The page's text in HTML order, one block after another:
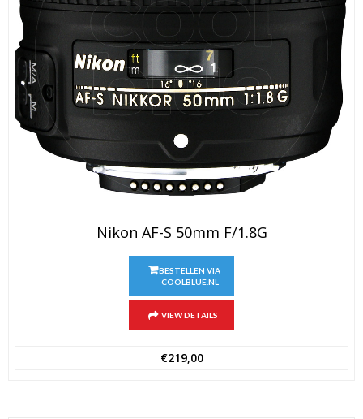
Nikon AF-S 50mm F/1.8G
BESTELLEN VIA
COOLBLUE.NL
VIEW DETAILS
€219,00